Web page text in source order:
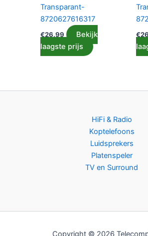
Transparant-
8720627616317
€26.99
Bekijk
laagste prijs
€
HiFi & Radio
Koptelefoons
Luidsprekers
Platenspeler
TV en Surround
Copyright © 2026